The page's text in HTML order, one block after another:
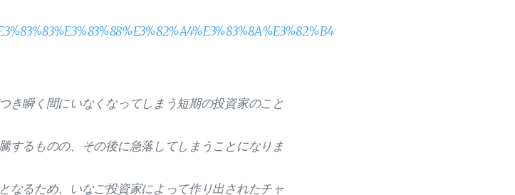
き瞬く間にいなくなってしまう短期の投資家のこと
するものの、その後に急落してしまうことになりま
なるため、いなご投資家によって作り出されたチャ